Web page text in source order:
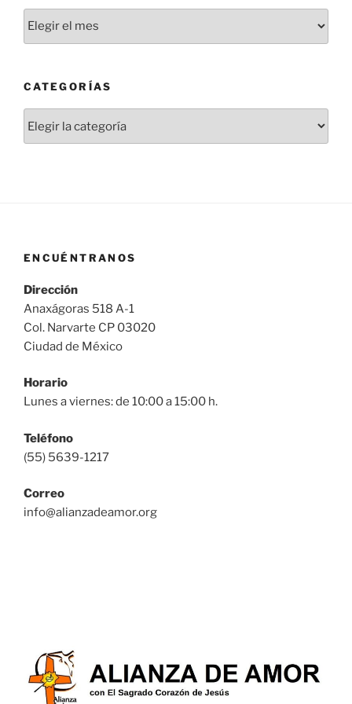
CATEGORÍAS
ENCUÉNTRANOS
Dirección
Anaxágoras 518 A-1
Col. Narvarte CP 03020
Ciudad de México
Horario
Lunes a viernes: de 10:00 a 15:00 h.
Teléfono
(55) 5639-1217
Correo
info@alianzadeamor.org